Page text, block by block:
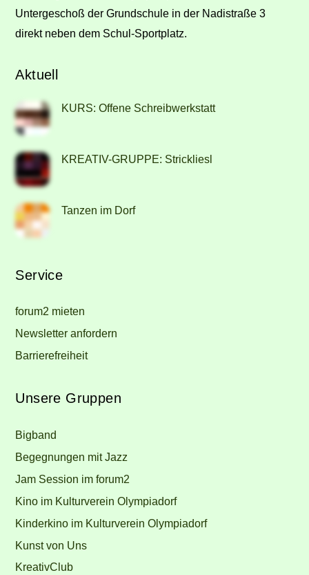
Untergeschoß der Grundschule in der Nadistraße 3
direkt neben dem Schul-Sportplatz.
Aktuell
KURS: Offene Schreibwerkstatt
KREATIV-GRUPPE: Strickliesl
Tanzen im Dorf
Service
forum2 mieten
Newsletter anfordern
Barrierefreiheit
Unsere Gruppen
Bigband
Begegnungen mit Jazz
Jam Session im forum2
Kino im Kulturverein Olympiadorf
Kinderkino im Kulturverein Olympiadorf
Kunst von Uns
KreativClub